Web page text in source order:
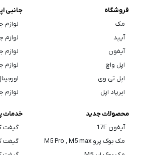
فروشگاه
مک
آیپد
آیفون
اپل واچ
اپل تی وی
ایرپاد اپل
جانبی
لوازم
لوازم
لوازم
لوازم
لوازم
محصولات جدید
آیفون 17E
مک بوک پرو M5 Pro , M5 max
خدمات
گیفت
گیفت